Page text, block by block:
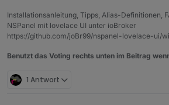
Installationsanleitung, Tipps, Alias-Definitionen,
NSPanel mit lovelace UI unter ioBroker
https://github.com/joBr99/nspanel-lovelace-ui/
Benutzt das Voting rechts unten im Beitrag
1 Antwort